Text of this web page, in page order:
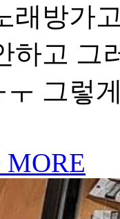
래방가
하고 그
ㅜ 그렇